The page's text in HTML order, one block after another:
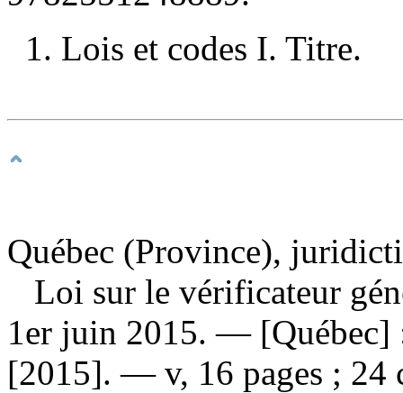
1. Lois et codes I. Titre.
Québec (Province),
Loi sur le vérificateur
1er juin 2015. — [Québec]
[2015]. — v, 16 pages ; 24